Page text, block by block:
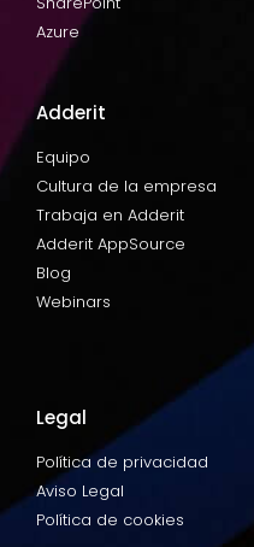
Azure
Adderit
Equipo
Cultura de la empresa
Trabaja en Adderit
Adderit AppSource
Blog
Webinars
Legal
Política de privacidad
Aviso Legal
Política de cookies